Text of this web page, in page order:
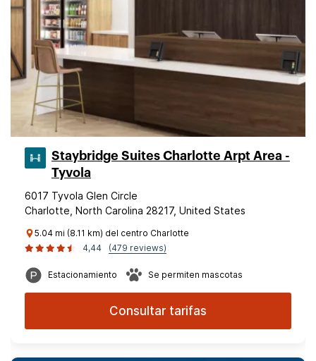
Staybridge Suites Charlotte Arpt Area -
Tyvola
6017 Tyvola Glen Circle
Charlotte, North Carolina 28217, United States
5.04 mi (8.11 km) del centro Charlotte
4,44
(479 reviews)
Estacionamiento Se permiten mascotas
Consultar tarifas